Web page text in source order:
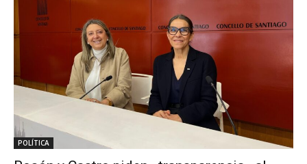
POLÍTICA